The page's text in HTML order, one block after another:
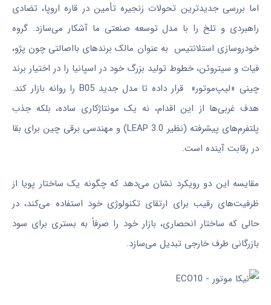
اما بررسی جدیدترین تحولات زنجیره تأمین در قاره اروپا، تضادی
راهبردی و تلخ را با مدل توسعه صنعتی ما آشکار می‌سازد. گروه
خودروسازی استلانتیس به عنوان مالک برندهای بااصالتی چون پژو،
فیات و سیتروئن، خطوط تولید بزرگ خود در اسپانیا را در اختیار برند
چینی «لیپ‌موتور» قرار داده تا مدل جدید B05 را روانه بازار کند.
هدف غربی‌ها از این اقدام، نه یک مونتاژکاری ساده، بلکه جذب
پلتفرم‌های پیشرفته (نظیر LEAP 3.0) و مهندسی برقی چین برای بقا
در رقابت آینده است.
مقایسه این دو رویکرد نشان می‌دهد که چگونه یک ساختار پویا از
ظرفیت‌های رقیب برای ارتقای تکنولوژی خود استفاده می‌کند، در
حالی که ساختار انحصاری، بازار خود را صرفاً به بستری برای سود
بازرگانی طرف خارجی تبدیل می‌سازد.